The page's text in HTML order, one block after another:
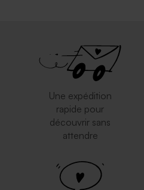
mouchetée papier naturel
Une expédition
rapide pour
découvrir sans
attendre